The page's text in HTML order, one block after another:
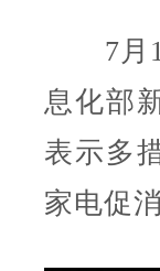
7月19
息化部
表示多
家电促